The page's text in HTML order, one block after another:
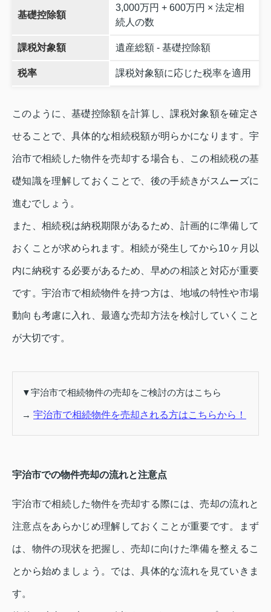
基礎控除額
3,000万円 + 600万円 × 法定相
続人の数
課税対象額 遺産総額 - 基礎控除額
税率 課税対象額に応じた税率を適用
このように、基礎控除額を計算し、課税対象額を確定さ
せることで、具体的な相続税額が明らかになります。宇
治市で相続した物件を売却する場合も、この相続税の基
礎知識を理解しておくことで、後の手続きがスムーズに
進むでしょう。
また、相続税は納税期限があるため、計画的に準備して
おくことが求められます。相続が発生してから10ヶ月以
内に納税する必要があるため、早めの相談と対応が重要
です。宇治市で相続物件を持つ方は、地域の特性や市場
動向も考慮に入れ、最適な売却方法を検討していくこと
が大切です。
▼宇治市で相続物件の売却をご検討の方はこちら
→ 宇治市で相続物件を売却される方はこちらから！
宇治市での物件売却の流れと注意点
宇治市で相続した物件を売却する際には、売却の流れと
注意点をあらかじめ理解しておくことが重要です。まず
は、物件の現状を把握し、売却に向けた準備を整えるこ
とから始めましょう。では、具体的な流れを見ていきま
す。